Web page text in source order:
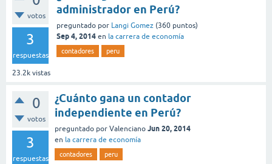
votos
3
respuestas
23.2k vistas
administrador en Perú?
preguntado por Langi Gomez (360 puntos)
Sep 4, 2014 en la carrera de economía
contadores peru
0
votos
3
respuestas
¿Cuánto gana un contador
independiente en Perú?
preguntado por Valenciano Jun 20, 2014
en la carrera de economía
contadores peru